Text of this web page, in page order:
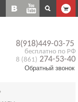
8(918)449-03-75
бесплатно по РФ
8 (861) 274-53-40
Обратный звонок